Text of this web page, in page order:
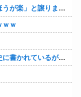
たいのですが、実際の費用はどれくらい違うのでしょうか？
ｗｗ
ているんでバカではないよな？